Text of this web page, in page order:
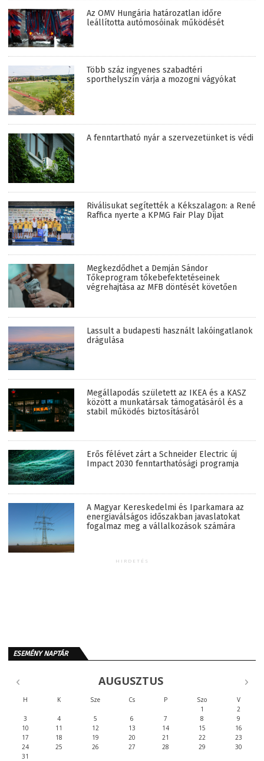
Az OMV Hungária határozatlan időre
leállította autómosóinak működését
Több száz ingyenes szabadtéri
sporthelyszín várja a mozogni vágyókat
A fenntartható nyár a szervezetünket is védi
Riválisukat segítették a Kékszalagon: a René
Raffica nyerte a KPMG Fair Play Díjat
Megkezdődhet a Demján Sándor
Tőkeprogram tőkebefektetéseinek
végrehajtása az MFB döntését követően
Lassult a budapesti használt lakóingatlanok
drágulása
Megállapodás született az IKEA és a KASZ
között a munkatársak támogatásáról és a
stabil működés biztosításáról
Erős félévet zárt a Schneider Electric új
Impact 2030 fenntarthatósági programja
A Magyar Kereskedelmi és Iparkamara az
energiaválságos időszakban javaslatokat
fogalmaz meg a vállalkozások számára
HIRDETÉS
ESEMÉNY NAPTÁR
AUGUSZTUS
H K Sze Cs P Szo
V
1
2
3
4 5 6 7 8
9
10
11 12 13 14 15
16
17
18 19 20 21 22
23
24
25 26 27 28 29
30
31